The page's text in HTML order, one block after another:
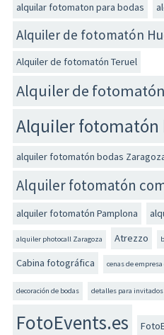
alquilar fotomaton para bodas
Alquiler de fotomatón
Alquiler de fotomatón Teruel
Alquiler de
Alquiler fotomatón
alquiler fotomatón bodas
Alquiler fotomatón
alquiler fotomatón Pamplona
alquiler photocall Zaragoza Atrezzo
Cabina fotográfica cenas de
decoración de bodas detalles para invitados
FotoEvents.es